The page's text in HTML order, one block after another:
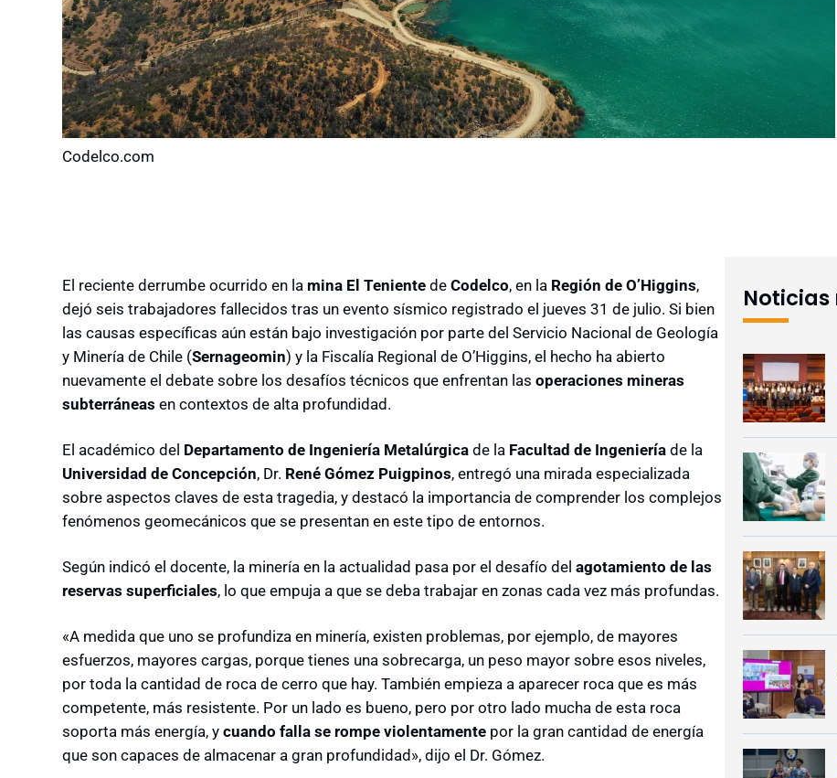
Codelco.com
El reciente derrumbe ocurrido en la mina El Teniente de Codelco, en la Región de O’Higgins,
dejó seis trabajadores fallecidos tras un evento sísmico registrado el jueves 31 de julio. Si bien
las causas específicas aún están bajo investigación por parte del Servicio Nacional de Geología
y Minería de Chile (Sernageomin) y la Fiscalía Regional de O’Higgins, el hecho ha abierto
nuevamente el debate sobre los desafíos técnicos que enfrentan las operaciones mineras
subterráneas en contextos de alta profundidad.
El académico del Departamento de Ingeniería Metalúrgica de la Facultad de Ingeniería de la
Universidad de Concepción, Dr. René Gómez Puigpinos, entregó una mirada especializada
sobre aspectos claves de esta tragedia, y destacó la importancia de comprender los complejos
fenómenos geomecánicos que se presentan en este tipo de entornos.
Según indicó el docente, la minería en la actualidad pasa por el desafío del agotamiento de las
reservas superficiales, lo que empuja a que se deba trabajar en zonas cada vez más profundas.
«A medida que uno se profundiza en minería, existen problemas, por ejemplo, de mayores
esfuerzos, mayores cargas, porque tienes una sobrecarga, un peso mayor sobre esos niveles,
por toda la cantidad de roca de cerro que hay. También empieza a aparecer roca que es más
competente, más resistente. Por un lado es bueno, pero por otro lado mucha de esta roca
soporta más energía, y cuando falla se rompe violentamente por la gran cantidad de energía
que son capaces de almacenar a gran profundidad», dijo el Dr. Gómez.
Noticias